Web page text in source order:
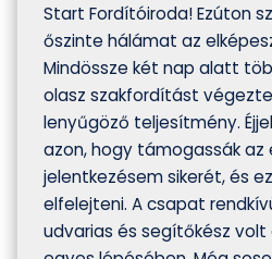
Start Fordítóiroda! Ezúton
őszinte hálámat az
Mindössze két nap alatt
olasz szakfordítást
lenyűgöző teljesítmény.
azon, hogy támogassák
jelentkezésem sikerét, és
elfelejteni. A csapat
udvarias és segítőkész